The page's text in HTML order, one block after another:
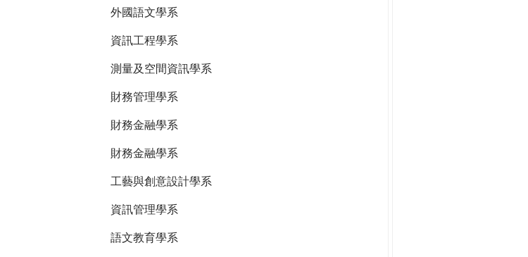
外國語文學系
資訊工程學系
測量及空間資訊學系
財務管理學系
財務金融學系
財務金融學系
工藝與創意設計學系
資訊管理學系
語文教育學系